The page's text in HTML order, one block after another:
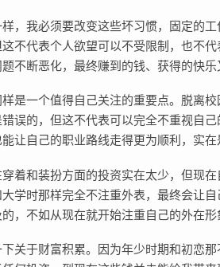
，我必须要改变这些坏习惯，固定的
不代表个人欲望可以不受限制，也不
不断恶化，最终赚到的钱、获得的快
是一个值得自己关注的重要点。脱离
误的，但这不代表可以完全不重视自
让自己的职业路线走得更为顺利，实在
着和装扮方面的投资实在太少，但现
大学时那样完全不注重外表，最终会
，不如从现在就开始注重自己的外在
关于财富积累。因为年少时期和初恋